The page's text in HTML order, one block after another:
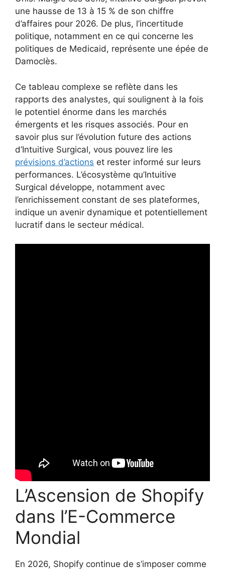
une hausse de 13 à 15 % de son chiffre
d’affaires pour 2026. De plus, l’incertitude
politique, notamment en ce qui concerne les
politiques de Medicaid, représente une épée de
Damoclès.
Ce tableau complexe se reflète dans les
rapports des analystes, qui soulignent à la fois
le potentiel énorme dans les marchés
émergents et les risques associés. Pour en
savoir plus sur l’évolution future des actions
d’Intuitive Surgical, vous pouvez lire les
prévisions d’actions et rester informé sur leurs
performances. L’écosystème qu’Intuitive
Surgical développe, notamment avec
l’enrichissement constant de ses plateformes,
indique un avenir dynamique et potentiellement
lucratif dans le secteur médical.
L’Ascension de Shopify
dans l’E-Commerce
Mondial
En 2026, Shopify continue de s’imposer comme